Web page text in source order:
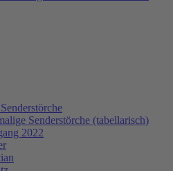
Senderstörche (tabellarisch)
2022